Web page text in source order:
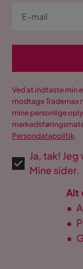
Ved at indtaste min
modtage Trademax
mine personlige
Persondatapolitik.
Ja, tak!
Mine sider.
Alt
•
•
•